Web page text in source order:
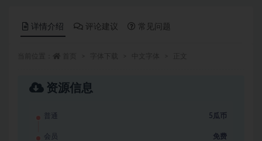
详情介绍 评论建议 常见问题
资源信息
普通 5瓜币
会员 免费